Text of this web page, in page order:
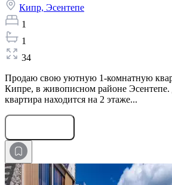
Кипр, Эсентепе
1
1
34
Продаю свою уютную 1-комнатную
Кипре, в живописном районе
квартира находится на 2 этаже...